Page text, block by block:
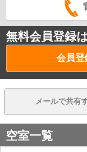
無料会員登録
会員登
メールで共有
空室一覧